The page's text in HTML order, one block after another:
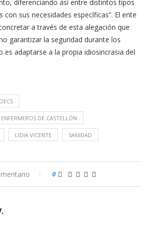
diferenciando así entre distintos tipos
sus necesidades específicas”. El ente
a través de esta alegación que
garantizar la seguridad durante los
adaptarse a la propia idiosincrasia del
DE CASTELLÓN
LIDIA VICENTE SANIDAD
0